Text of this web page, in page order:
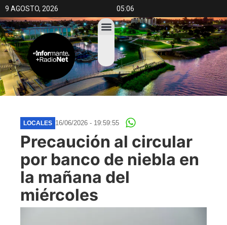
9 AGOSTO, 2026 05:06
LOCALES 16/06/2026 - 19:59:55
Precaución al circular
por banco de niebla en
la mañana del
miércoles